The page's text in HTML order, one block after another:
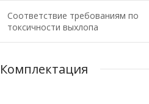
Соответствие требованиям по
токсичности выхлопа
Комплектация